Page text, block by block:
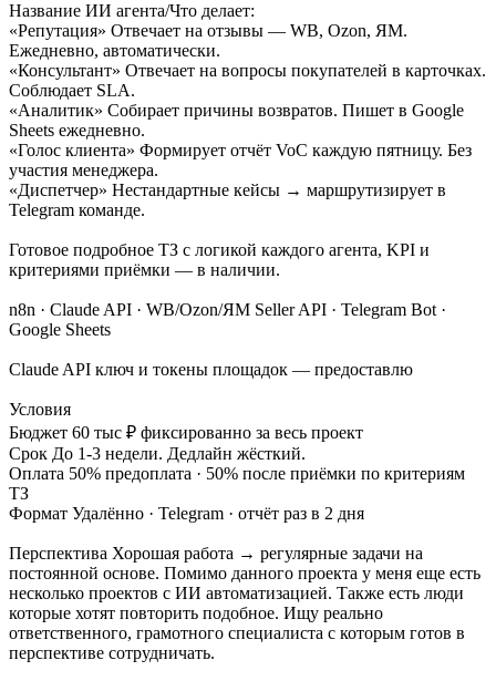
Название ИИ агента/Что делает:
«Репутация» Отвечает на отзывы — WB, Ozon, ЯМ.
Ежедневно, автоматически.
«Консультант» Отвечает на вопросы покупателей в карточках.
Соблюдает SLA.
«Аналитик» Собирает причины возвратов. Пишет в Google
Sheets ежедневно.
«Голос клиента» Формирует отчёт VoC каждую пятницу. Без
участия менеджера.
«Диспетчер» Нестандартные кейсы → маршрутизирует в
Telegram команде.
Готовое подробное ТЗ с логикой каждого агента, KPI и
критериями приёмки — в наличии.
n8n · Claude API · WB/Ozon/ЯМ Seller API · Telegram Bot ·
Google Sheets
Claude API ключ и токены площадок — предоставлю
Условия
Бюджет 60 тыс ₽ фиксированно за весь проект
Срок До 1-3 недели. Дедлайн жёсткий.
Оплата 50% предоплата · 50% после приёмки по критериям
ТЗ
Формат Удалённо · Telegram · отчёт раз в 2 дня
Перспектива Хорошая работа → регулярные задачи на
постоянной основе. Помимо данного проекта у меня еще есть
несколько проектов с ИИ автоматизацией. Также есть люди
которые хотят повторить подобное. Ищу реально
ответственного, грамотного специалиста с которым готов в
перспективе сотрудничать.